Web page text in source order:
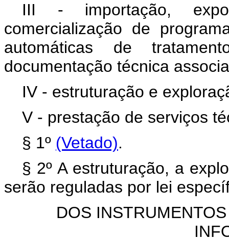
III - importação,
comercialização de
automáticas de
documentação técnica
IV - estruturação e
V - prestação de serviços
§ 1º (Vetado).
§ 2º A estruturação, a
serão reguladas por lei
DOS